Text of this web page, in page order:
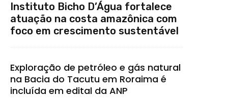
Instituto Bicho D’Água fortalece
atuação na costa amazônica com
foco em crescimento sustentável
Exploração de petróleo e gás natural
na Bacia do Tacutu em Roraima é
incluída em edital da ANP